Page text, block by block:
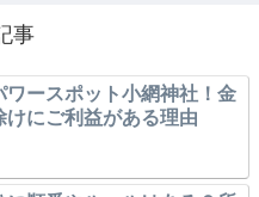
事
ワースポット小網神社！金
けにご利益がある理由